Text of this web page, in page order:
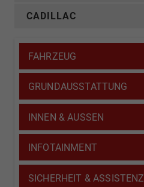
CADILLAC
FAHRZEUG
GRUNDAUSSTATTUNG
INNEN & AUSSEN
INFOTAINMENT
SICHERHEIT & ASSISTENZ